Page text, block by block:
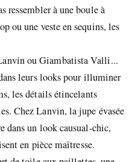
ressembler à une boule à
ou une veste en sequins, les
ou Giambatista Valli...
leurs looks pour illuminer
les détails étincelants
Chez Lanvin, la jupe évasée
dans un look causual-chic,
en pièce maîtresse.